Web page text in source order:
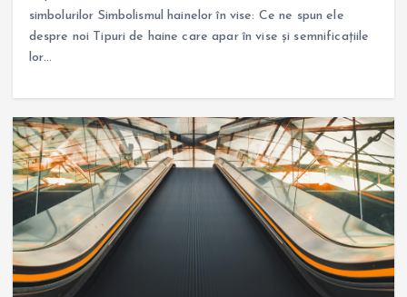
simbolurilor Simbolismul hainelor în vise: Ce ne spun ele
despre noi Tipuri de haine care apar în vise și semnificațiile
lor…